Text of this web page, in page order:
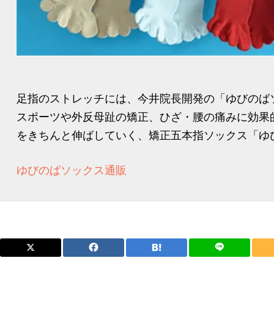
足指のストレッチには、今井院長開発の「ゆびの
スポーツや外反母趾の矯正、ひざ・腰の痛みに効
をきちんと伸ばしていく、矯正五本指ソックス「
ゆびのばソックス通販